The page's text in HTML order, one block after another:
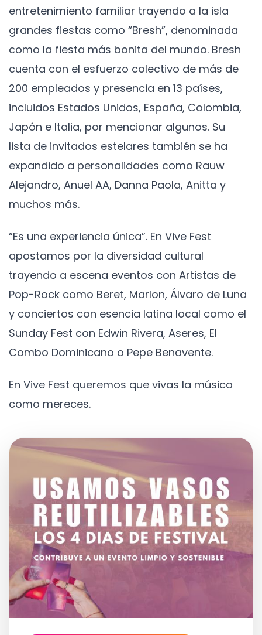
entretenimiento familiar trayendo a la isla
grandes fiestas como “Bresh”, denominada
como la fiesta más bonita del mundo. Bresh
cuenta con el esfuerzo colectivo de más de
200 empleados y presencia en 13 países,
incluidos Estados Unidos, España, Colombia,
Japón e Italia, por mencionar algunos. Su
lista de invitados estelares también se ha
expandido a personalidades como Rauw
Alejandro, Anuel AA, Danna Paola, Anitta y
muchos más.
“Es una experiencia única”. En Vive Fest
apostamos por la diversidad cultural
trayendo a escena eventos con Artistas de
Pop-Rock como Beret, Marlon, Álvaro de Luna
y conciertos con esencia latina local como el
Sunday Fest con Edwin Rivera, Aseres, El
Combo Dominicano o Pepe Benavente.
En Vive Fest queremos que vivas la música
como mereces.